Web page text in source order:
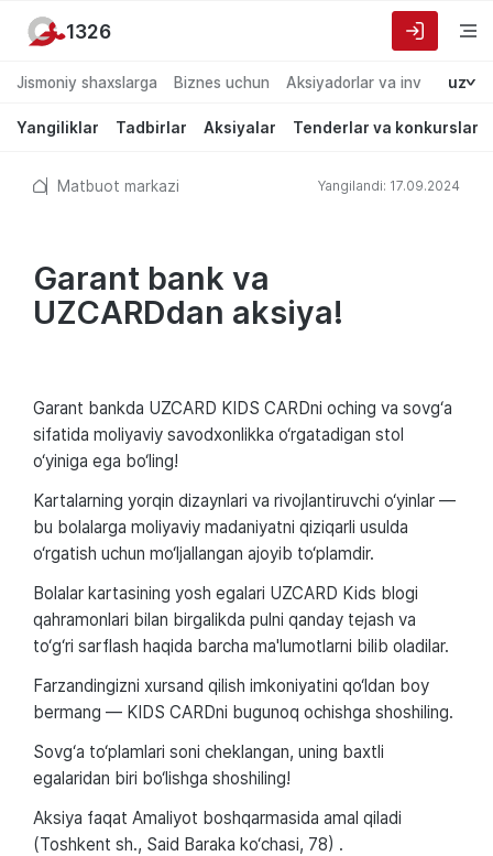
Jismoniy shaxslarga Biznes uchun Aksiyadorlar va investorlarga
uz
Yangiliklar Tadbirlar Aksiyalar Tenderlar va konkurslar
1326
Matbuot markazi Yangilandi: 17.09.2024
Garant bank va
UZCARDdan aksiya!
Garant bankda UZCARD KIDS CARDni oching va sovg‘a
sifatida moliyaviy savodxonlikka o‘rgatadigan stol
o‘yiniga ega bo‘ling!
Kartalarning yorqin dizaynlari va rivojlantiruvchi o‘yinlar —
bu bolalarga moliyaviy madaniyatni qiziqarli usulda
o‘rgatish uchun mo‘ljallangan ajoyib to‘plamdir.
Bolalar kartasining yosh egalari UZCARD Kids blogi
qahramonlari bilan birgalikda pulni qanday tejash va
to‘g‘ri sarflash haqida barcha ma'lumotlarni bilib oladilar.
Farzandingizni xursand qilish imkoniyatini qo‘ldan boy
bermang — KIDS CARDni bugunoq ochishga shoshiling.
Sovg‘a to‘plamlari soni cheklangan, uning baxtli
egalaridan biri bo‘lishga shoshiling!
Aksiya faqat Amaliyot boshqarmasida amal qiladi
(Toshkent sh., Said Baraka ko‘chasi, 78) .